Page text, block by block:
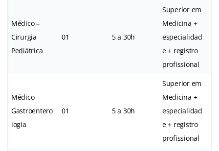
Médico –
Cirurgia
Pediátrica
01 5 a 30h
Superior em
Medicina +
especialidad
e + registro
profissional
Médico –
Gastroentero
logia
01 5 a 30h
Superior em
Medicina +
especialidad
e + registro
profissional